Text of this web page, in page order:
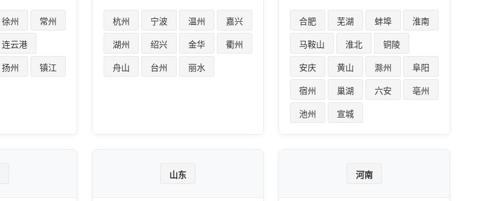
徐州
常州
连云港
扬州
镇江
杭州 宁波 温州
嘉兴
湖州
绍兴 金华
衢州
舟山
台州 丽水
合肥 芜湖 蚌埠
淮南
马鞍山
淮北
铜陵
安庆
黄山 滁州
阜阳
宿州
巢湖 六安
亳州
池州
宣城
山东 河南